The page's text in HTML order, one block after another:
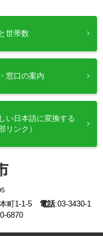
世帯数
窓口の案内
い日本語に変換する
リンク）
町1-1-5 電話:03-3430-1
6870